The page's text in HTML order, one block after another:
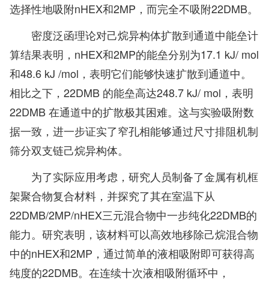
选择性地吸附nHEX和2MP，而完全不吸附22DMB。
密度泛函理论对己烷异构体扩散到通道中能垒计
算结果表明，nHEX和2MP的能垒分别为17.1 kJ/ mol
和48.6 kJ /mol，表明它们能够快速扩散到通道中。
相比之下，22DMB 的能垒高达248.7 kJ/ mol，表明
22DMB 在通道中的扩散极其困难。这与实验吸附数
据一致，进一步证实了窄孔相能够通过尺寸排阻机制
筛分双支链己烷异构体。
为了实际应用考虑，研究人员制备了金属有机框
架聚合物复合材料，并探究了其在室温下从
22DMB/2MP/nHEX三元混合物中一步纯化22DMB的
能力。研究表明，该材料可以高效地移除己烷混合物
中的nHEX和2MP，通过简单的液相吸附即可获得高
纯度的22DMB。在连续十次液相吸附循环中，